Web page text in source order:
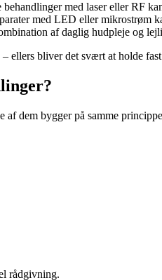
behandlinger med laser eller RF
med LED eller mikrostrøm
af daglig hudpleje og
ellers bliver det svært at holde
af dem bygger på samme
rådgivning.